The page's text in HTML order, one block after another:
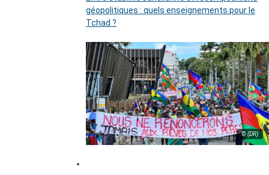
géopolitiques : quels enseignements pour le
Tchad ?
© (DR)